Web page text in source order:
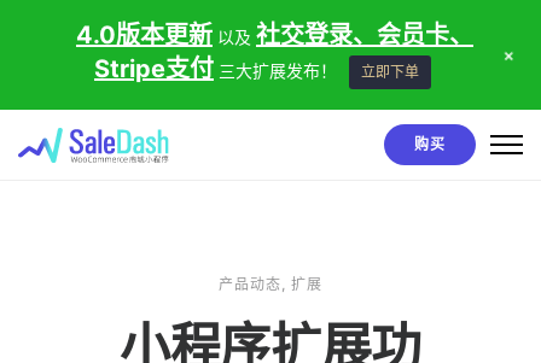
购买
产品动态, 扩展
小程序扩展功
4.0版本更新 以及 社交登录、会员卡、
Stripe支付 三大扩展发布！ 立即下单
+